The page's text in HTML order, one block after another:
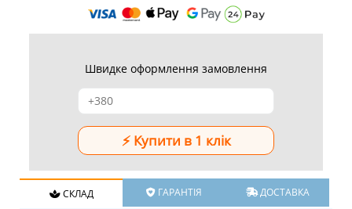
Швидке оформлення замовлення
СКЛАД ГАРАНТІЯ ДОСТАВКА